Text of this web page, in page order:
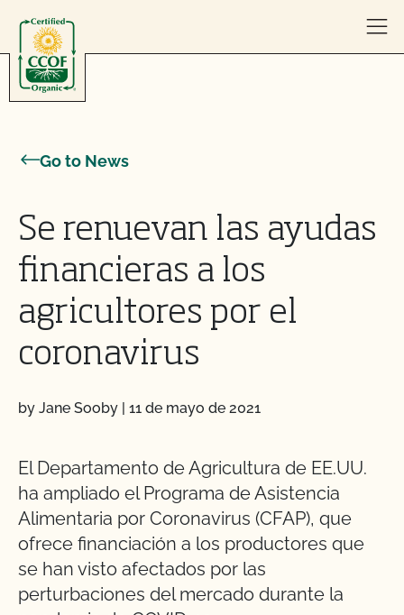
Go to News
Se renuevan las ayudas
financieras a los
agricultores por el
coronavirus
by Jane Sooby | 11 de mayo de 2021
El Departamento de Agricultura de EE.UU.
ha ampliado el Programa de Asistencia
Alimentaria por Coronavirus (CFAP), que
ofrece financiación a los productores que
se han visto afectados por las
perturbaciones del mercado durante la